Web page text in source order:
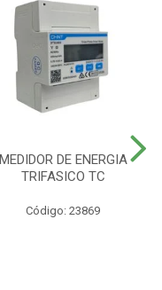
MEDIDOR DE ENERGIA
TRIFASICO TC
Código: 23869